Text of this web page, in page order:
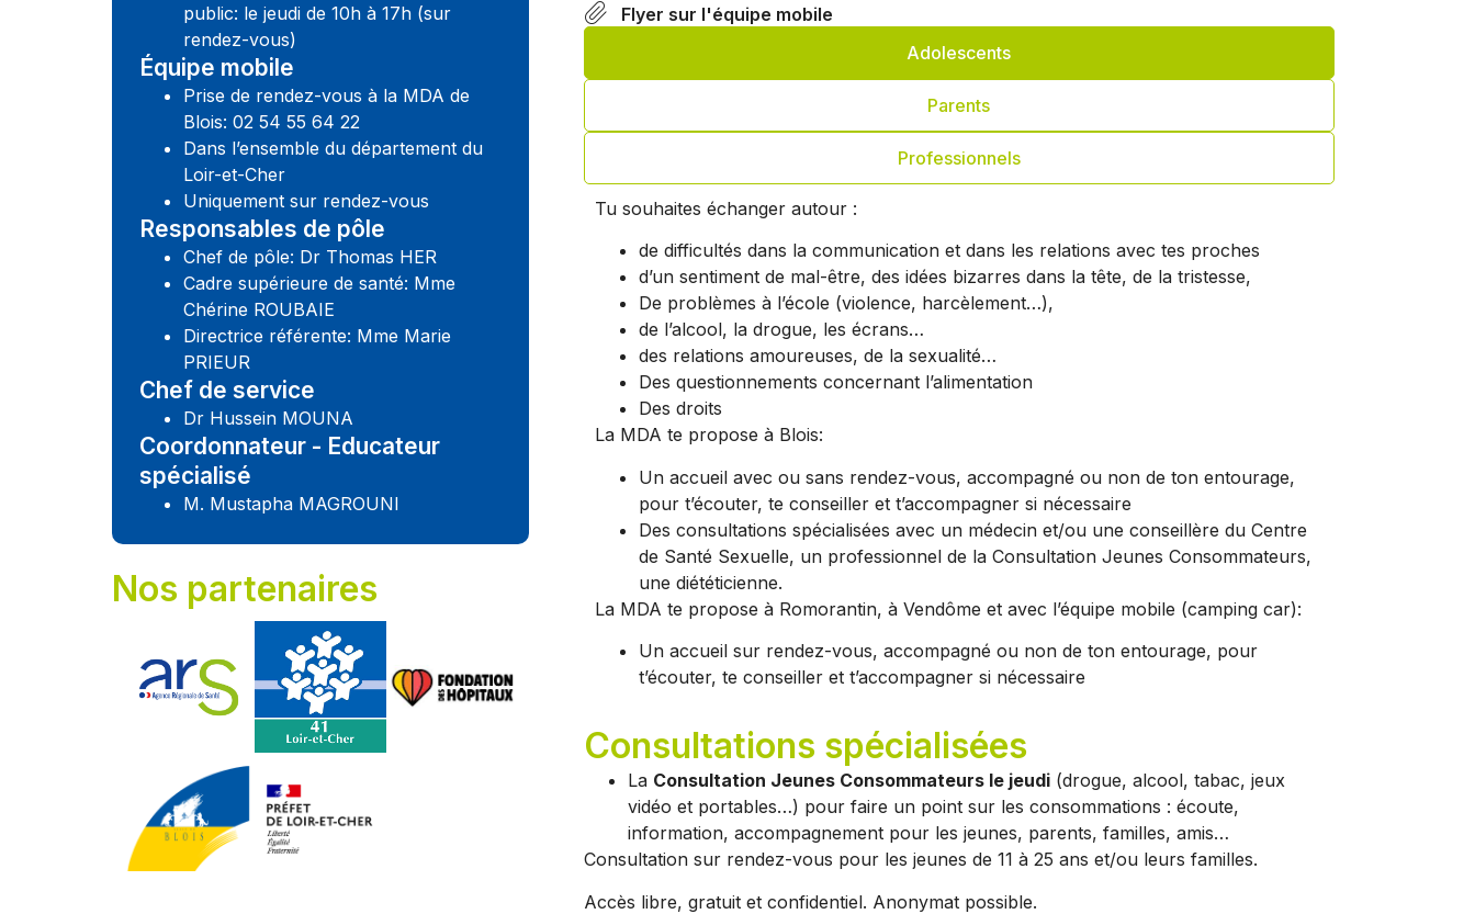
public: le jeudi de 10h à 17h (sur
rendez-vous)
Équipe mobile
Prise de rendez-vous à la MDA de
Blois: 02 54 55 64 22
Dans l’ensemble du département du
Loir-et-Cher
Uniquement sur rendez-vous
Responsables de pôle
Chef de pôle: Dr Thomas HER
Cadre supérieure de santé: Mme
Chérine ROUBAIE
Directrice référente: Mme Marie
PRIEUR
Chef de service
Dr Hussein MOUNA
Coordonnateur - Educateur
spécialisé
M. Mustapha MAGROUNI
Nos partenaires
Flyer sur l'équipe mobile
Adolescents
Parents
Professionnels
Tu souhaites échanger autour :
de difficultés dans la communication et dans les relations avec tes proches
d’un sentiment de mal-être, des idées bizarres dans la tête, de la tristesse,
De problèmes à l’école (violence, harcèlement…),
de l’alcool, la drogue, les écrans…
des relations amoureuses, de la sexualité…
Des questionnements concernant l’alimentation
Des droits
La MDA te propose à Blois:
Un accueil avec ou sans rendez-vous, accompagné ou non de ton entourage,
pour t’écouter, te conseiller et t’accompagner si nécessaire
Des consultations spécialisées avec un médecin et/ou une conseillère du Centre
de Santé Sexuelle, un professionnel de la Consultation Jeunes Consommateurs,
une diététicienne.
La MDA te propose à Romorantin, à Vendôme et avec l’équipe mobile (camping car):
Un accueil sur rendez-vous, accompagné ou non de ton entourage, pour
t’écouter, te conseiller et t’accompagner si nécessaire
Consultations spécialisées
La Consultation Jeunes Consommateurs le jeudi(drogue, alcool, tabac, jeux
vidéo et portables…) pour faire un point sur les consommations : écoute,
information, accompagnement pour les jeunes, parents, familles, amis…
Consultation sur rendez-vous pour les jeunes de 11 à 25 ans et/ou leurs familles.
Accès libre, gratuit et confidentiel. Anonymat possible.